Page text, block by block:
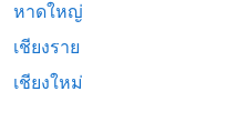
หาดใหญ่
เชียงราย
เชียงใหม่